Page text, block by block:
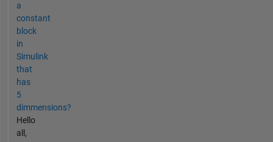
a
constant
block
in
Simulink
that
has
5
dimmensions?
Hello
all,